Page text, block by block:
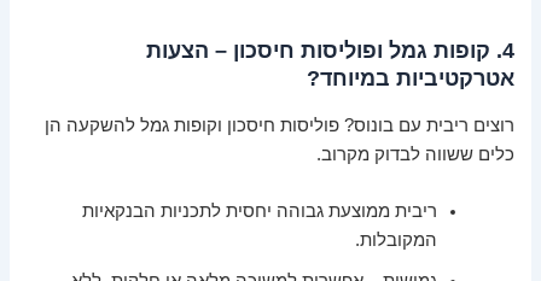
4. קופות גמל ופוליסות חיסכון – הצעות
אטרקטיביות במיוחד?
רוצים ריבית עם בונוס? פוליסות חיסכון וקופות גמל להשקעה הן
כלים ששווה לבדוק מקרוב.
ריבית ממוצעת גבוהה יחסית לתכניות הבנקאיות
המקובלות.